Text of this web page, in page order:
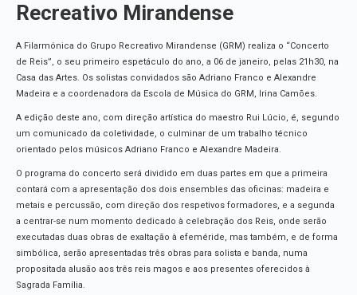
Recreativo Mirandense
A Filarmónica do Grupo Recreativo Mirandense (GRM) realiza o “Concerto
de Reis”, o seu primeiro espetáculo do ano, a 06 de janeiro, pelas 21h30, na
Casa das Artes. Os solistas convidados são Adriano Franco e Alexandre
Madeira e a coordenadora da Escola de Música do GRM, Irina Camões.
A edição deste ano, com direção artística do maestro Rui Lúcio, é, segundo
um comunicado da coletividade, o culminar de um trabalho técnico
orientado pelos músicos Adriano Franco e Alexandre Madeira.
O programa do concerto será dividido em duas partes em que a primeira
contará com a apresentação dos dois ensembles das oficinas: madeira e
metais e percussão, com direção dos respetivos formadores, e a segunda
a centrar-se num momento dedicado à celebração dos Reis, onde serão
executadas duas obras de exaltação à efeméride, mas também, e de forma
simbólica, serão apresentadas três obras para solista e banda, numa
propositada alusão aos três reis magos e aos presentes oferecidos à
Sagrada Família.